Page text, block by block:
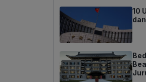
10